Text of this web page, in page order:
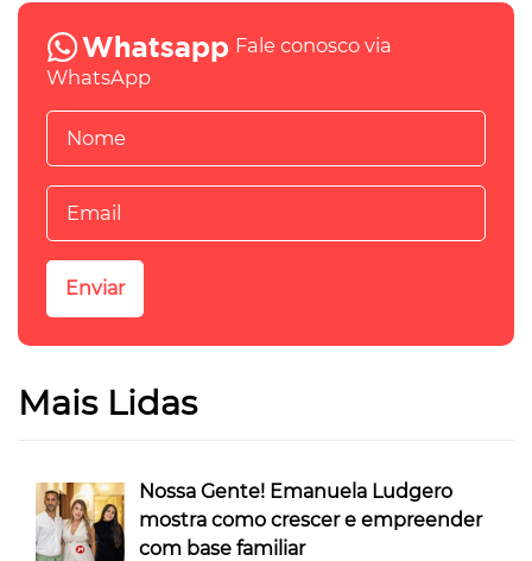
Fale conosco via
WhatsApp
Mais Lidas
Nossa Gente! Emanuela Ludgero
mostra como crescer e empreender
com base familiar